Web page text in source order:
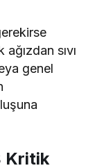
sıvı
genel
Kritik